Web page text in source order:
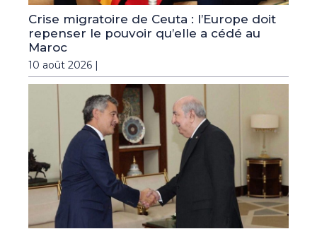
Crise migratoire de Ceuta : l’Europe doit
repenser le pouvoir qu’elle a cédé au
Maroc
10 août 2026 |